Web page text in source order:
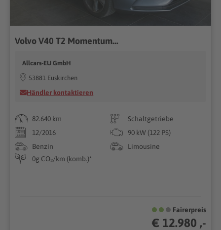
Volvo V40 T2 Momentum...
Allcars-EU GmbH
53881 Euskirchen
Händler kontaktieren
82.640 km
Schaltgetriebe
12/2016
90 kW (122 PS)
Benzin
Limousine
0g CO₂/km (komb.)*
Fairerpreis
€ 12.980 ,-